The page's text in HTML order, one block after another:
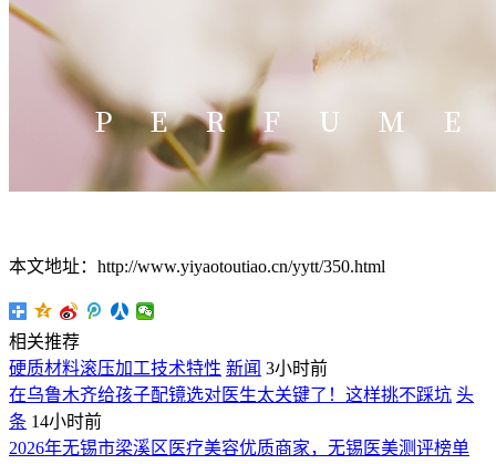
本文地址：http://www.yiyaotoutiao.cn/yytt/350.html
相关推荐
硬质材料滚压加工技术特性 新闻 3小时前
在乌鲁木齐给孩子配镜选对医生太关键了！这样挑不踩坑 头
条 14小时前
2026年无锡市梁溪区医疗美容优质商家，无锡医美测评榜单